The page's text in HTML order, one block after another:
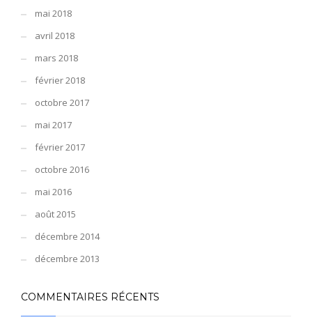
mai 2018
avril 2018
mars 2018
février 2018
octobre 2017
mai 2017
février 2017
octobre 2016
mai 2016
août 2015
décembre 2014
décembre 2013
COMMENTAIRES RÉCENTS